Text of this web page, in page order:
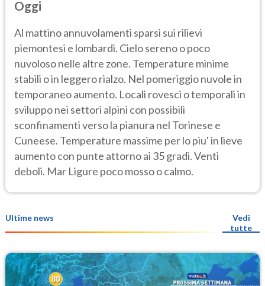
Oggi
Al mattino annuvolamenti sparsi sui rilievi
piemontesi e lombardi. Cielo sereno o poco
nuvoloso nelle altre zone. Temperature minime
stabili o in leggero rialzo. Nel pomeriggio nuvole in
temporaneo aumento. Locali rovesci o temporali in
sviluppo nei settori alpini con possibili
sconfinamenti verso la pianura nel Torinese e
Cuneese. Temperature massime per lo piu' in lieve
aumento con punte attorno ai 35 gradi. Venti
deboli. Mar Ligure poco mosso o calmo.
Ultime news
Vedi
tutte